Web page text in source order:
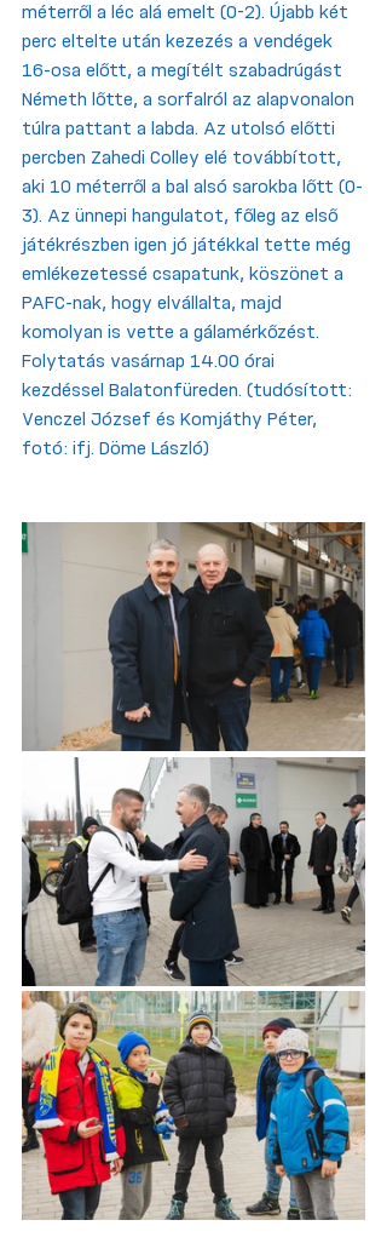
méterről a léc alá emelt (0-2). Újabb két
perc eltelte után kezezés a vendégek
16-osa előtt, a megítélt szabadrúgást
Németh lőtte, a sorfalról az alapvonalon
túlra pattant a labda. Az utolsó előtti
percben Zahedi Colley elé továbbított,
aki 10 méterről a bal alsó sarokba lőtt (0-
3). Az ünnepi hangulatot, főleg az első
játékrészben igen jó játékkal tette még
emlékezetessé csapatunk, köszönet a
PAFC-nak, hogy elvállalta, majd
komolyan is vette a gálamérkőzést.
Folytatás vasárnap 14.00 órai
kezdéssel Balatonfüreden. (tudósított:
Venczel József és Komjáthy Péter,
fotó: ifj. Döme László)